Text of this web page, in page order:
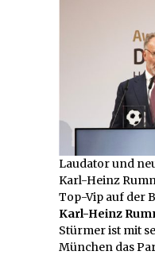
Laudator und
Karl-Heinz
Top-Vip auf der
Karl-Heinz
Stürmer ist mit
München das